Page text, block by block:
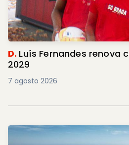
D. Luís Fernandes renova
2029
7 agosto 2026